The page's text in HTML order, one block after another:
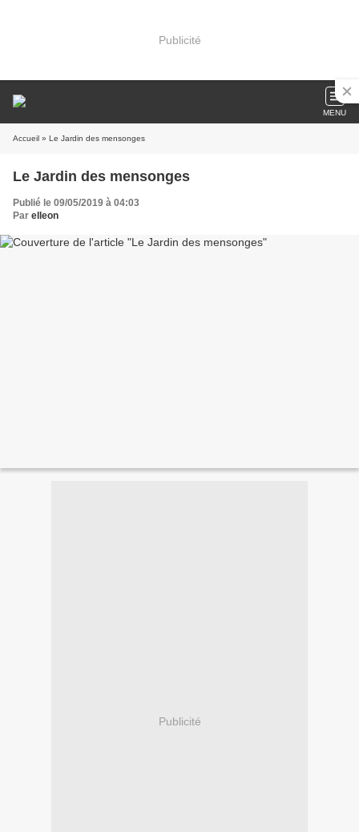
Publicité
MENU
Accueil » Le Jardin des mensonges
Le Jardin des mensonges
Publié le 09/05/2019 à 04:03
Par elleon
Publicité